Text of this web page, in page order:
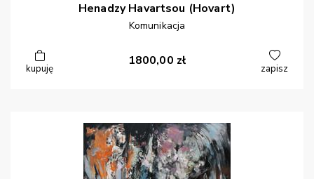
Henadzy Havartsou (Hovart)
Komunikacja
kupuję
1800,00 zł
zapisz